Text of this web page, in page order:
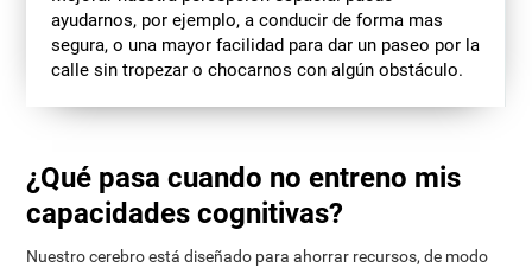
ayudarnos, por ejemplo, a conducir de forma mas
segura, o una mayor facilidad para dar un paseo por la
calle sin tropezar o chocarnos con algún obstáculo.
¿Qué pasa cuando no entreno mis
capacidades cognitivas?
Nuestro cerebro está diseñado para ahorrar recursos, de modo